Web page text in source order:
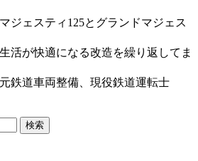
ジェスティ125とグランドマジェス
活が快適になる改造を繰り返してま
鉄道車両整備、現役鉄道運転士